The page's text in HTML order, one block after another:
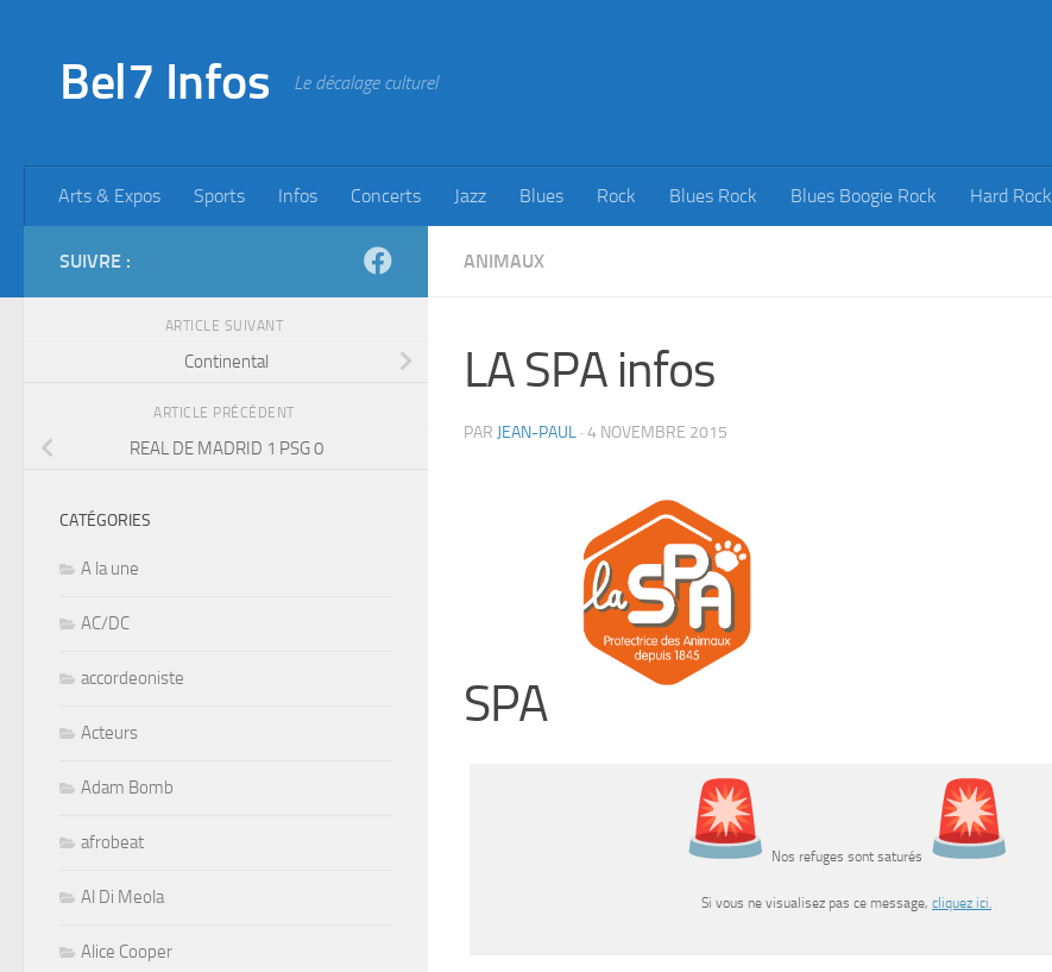
Bel7 Infos Le décalage culturel
Arts & Expos Sports Infos Concerts Jazz Blues Rock Blues Rock Blues Boogie Rock Hard Rock
ANIMAUX
LA SPA infos
PAR JEAN-PAUL · 4 NOVEMBRE 2015
SPA
Nos refuges sont saturés
Si vous ne visualisez pas ce message, cliquez ici.
SUIVRE :
ARTICLE SUIVANT
Continental
ARTICLE PRÉCÉDENT
REAL DE MADRID 1 PSG 0
CATÉGORIES
A la une
AC/DC
accordeoniste
Acteurs
Adam Bomb
afrobeat
Al Di Meola
Alice Cooper